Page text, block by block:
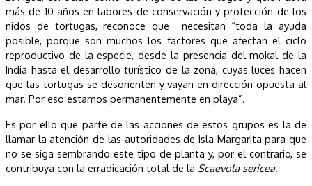
más de 10 años en labores de conservación y protección de los
nidos de tortugas, reconoce que necesitan “toda la ayuda
posible, porque son muchos los factores que afectan el ciclo
reproductivo de la especie, desde la presencia del mokal de la
India hasta el desarrollo turístico de la zona, cuyas luces hacen
que las tortugas se desorienten y vayan en dirección opuesta al
mar. Por eso estamos permanentemente en playa”.
Es por ello que parte de las acciones de estos grupos es la de
llamar la atención de las autoridades de Isla Margarita para que
no se siga sembrando este tipo de planta y, por el contrario, se
contribuya con la erradicación total de la Scaevola sericea.